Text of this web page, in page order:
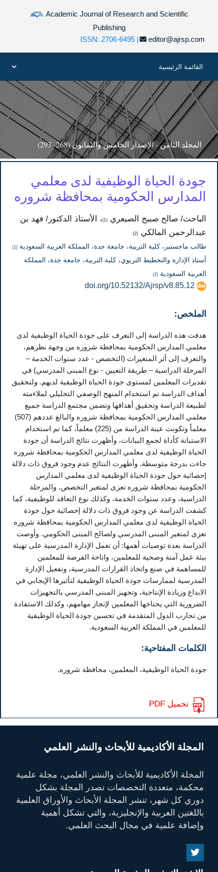
Academic Journal of Research and Scientific
Publishing
editor@ajrsp.com
ISSN: 2706-6495 |
المجلد الثامن - الإصدار الخامس والثمانون (268 -293)
جودة الحياة الوظيفية لدى معلمي
المدارس الحكومية بمحافظة شروره
الباحث/ صالح صبيح الصيعري (1)
، الأستاذ الدكتور/ فهد بن
عبدالرحمن المالكي (2)
طالب ماجستير، كلية التربية، جامعة جدة، المملكة العربية السعودية (1)
أستاذ الإدارة والتخطيط التربوي، كلية التربية، جامعة جدة، المملكة
العربية السعودية (2)
doi.org/10.52132/Ajrsp/v8.85.12
الملخص:
هدفت هذه الدراسة إلى التعرف على جودة الحياة الوظيفية لدى
معلمي المدارس الحكومية بمحافظة شروره من وجهة نظرهم،
والتعرف إلى أثر المتغيرات (التخصص - عدد سنوات الخدمة –
المرحلة الدراسية – طريقة التعيين - نوع المبنى المدرسي) في
تقديرات المعلمين لمستوى جودة الحياة الوظيفية لديهم. ولتحقيق
أهداف الدراسة تم استخدام المنهج الوصفي التحليلي لملاءمته
لطبيعة الدراسة وتحقيق أهدافها وتضمن مجتمع الدراسة جميع
معلمي المدارس الحكومية بمحافظة شروره والبالغ عددهم (507)
معلماً وتكونت عينة الدراسة من (225) معلماً، كما تم استخدام
الاستبانة كأداة لجمع البيانات، وأظهرت نتائج الدراسة أن جودة
الحياة الوظيفية لدى معلمي المدارس الحكومية بمحافظة شروره
جاءت بدرجة متوسطة. وأظهرت النتائج عدم وجود فروق ذات دلالة
إحصائية حول جودة الحياة الوظيفية لدى معلمي المدارس
الحكومية بمحافظة شروره تعزى لمتغير التخصص، والمرحلة
الدراسية، وعدد سنوات الخدمة، وكذلك نوع التعاقد للوظيفية، كما
كشفت الدراسة عن وجود فروق ذات دلالة إحصائية حول جودة
الحياة الوظيفية لدى معلمي المدارس الحكومية بمحافظة شروره
تعزى لمتغير المبنى المدرسي ولصالح المبنى الحكومي. وأوصت
الدراسة بعدة توصيات أهمها: أن تعمل الإدارة المدرسية على تهيئة
بيئة عمل آمنة وصحية للمعلمين، واتاحة الفرصة للمعلمين
للمساهمة في صنع واتخاذ القرارات المدرسية، وتفعيل الإدارة
المدرسية لممارسات جودة الحياة الوظيفية لتأثيرها الإيجابي في
الابداع وزيادة الإنتاجية، وتجهيز المبنى المدرسي بالتجهيزات
الضرورية التي يحتاجها المعلمين لإنجاز مهامهم، وكذلك الاستفادة
من تجارب الدول المتقدمة في تحسين جودة الحياة الوظيفية
للمعلمين في المملكة العربية السعودية.
الكلمات المفتاحية:
جودة الحياة الوظيفية، المعلمين، محافظة شروره.
تحميل PDF
المجلة الأكاديمية للأبحاث والنشر العلمي
المجلة الأكاديمية للأبحاث والنشر العلمي، مجلة علمية
محكمة، متعددة التخصصات تصدر المجلة بشكل
دوري كل شهر، تنشر المجلة الأبحاث والأوراق العلمية
باللغتين العربية والإنجليزية، والتي تشكل أهمية
وإضافة علمية في مجال البحث العلمي.